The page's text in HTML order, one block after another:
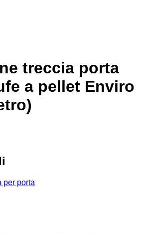
treccia porta
a pellet Enviro